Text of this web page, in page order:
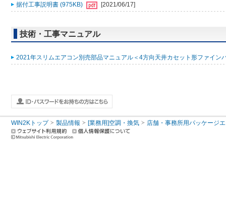
据付工事説明書 (975KB)
[2021/06/17]
技術・工事マニュアル
2021年スリムエアコン別売部品マニュアル＜4方向天井カセット形ファイン
WIN2Kトップ 製品情報 [業務用]空調・換気 店舗・事務所用パッケージ